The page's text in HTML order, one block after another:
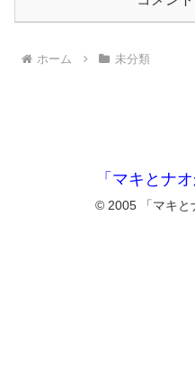
ホーム 未分類
「マキとナ
© 2005 「マキと